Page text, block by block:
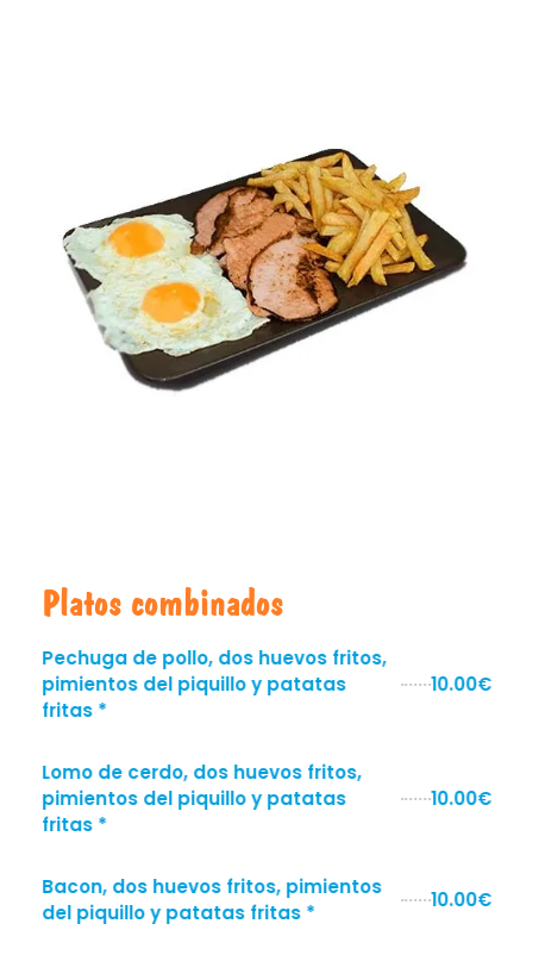
Platos combinados
Pechuga de pollo, dos huevos fritos,
pimientos del piquillo y patatas
fritas *
10.00€
Lomo de cerdo, dos huevos fritos,
pimientos del piquillo y patatas
fritas *
10.00€
Bacon, dos huevos fritos, pimientos
del piquillo y patatas fritas *
10.00€